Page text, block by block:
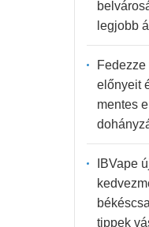
legjobb
előnyeit
mentes
IBVape
tippek